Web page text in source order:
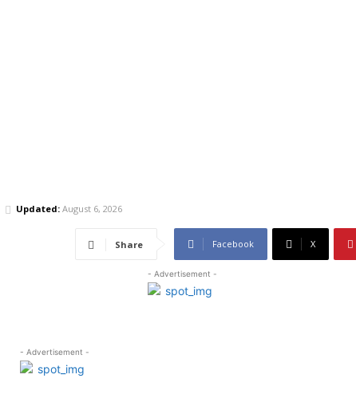
Updated: August 6, 2026
Share Facebook X
- Advertisement -
- Advertisement -